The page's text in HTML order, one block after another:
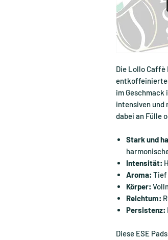
Die Lollo Caffè
im
intensiven und
dabei an Fülle
Stark und
Intensität:
Aroma: Tief
Körper:
Reichtum:
Persistenz:
Diese ESE